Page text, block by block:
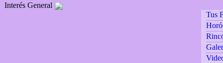
Interés General
Tus